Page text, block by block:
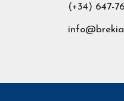
(+34) 647-